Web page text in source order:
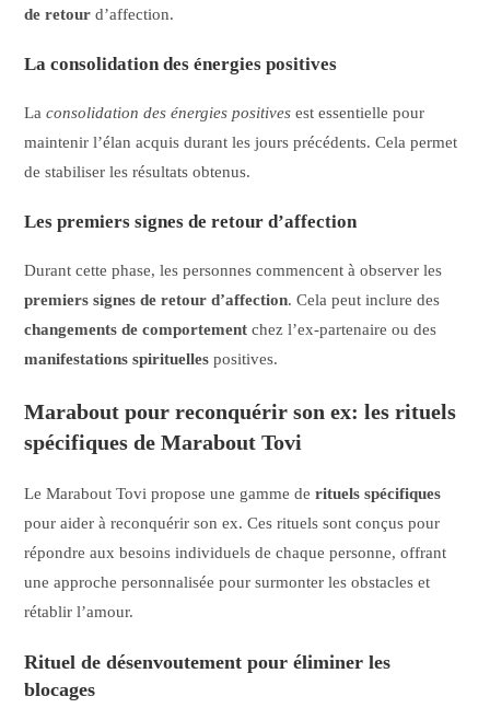
de retour d’affection.
La consolidation des énergies positives
Laconsolidation des énergies positives est essentielle pour
maintenir l’élan acquis durant les jours précédents. Cela permet
de stabiliser les résultats obtenus.
Les premiers signes de retour d’affection
Durant cette phase, les personnes commencent à observer les
premiers signes de retour d’affection. Cela peut inclure des
changements de comportement chez l’ex-partenaire ou des
manifestations spirituelles positives.
Marabout pour reconquérir son ex: les rituels
spécifiques de Marabout Tovi
Le Marabout Tovi propose une gamme derituels spécifiques
pour aider à reconquérir son ex. Ces rituels sont conçus pour
répondre aux besoins individuels de chaque personne, offrant
une approche personnalisée pour surmonter les obstacles et
rétablir l’amour.
Rituel de désenvoutement pour éliminer les
blocages